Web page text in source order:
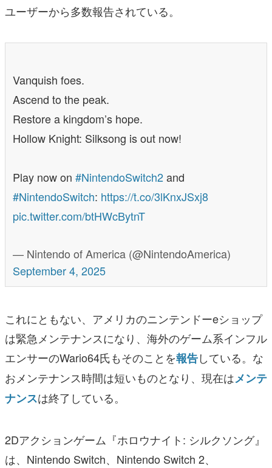
ユーザーから多数報告されている。
Vanquish foes.
Ascend to the peak.
Restore a kingdom’s hope.
Hollow Knight: Silksong is out now!
Play now on #NintendoSwitch2and
#NintendoSwitch: https://t.co/3lKnxJSxj8
pic.twitter.com/btHWcBytnT
— Nintendo of America (@NintendoAmerica)
September 4, 2025
これにともない、アメリカのニンテンドーeショップ
は緊急メンテナンスになり、海外のゲーム系インフル
エンサーのWario64氏もそのことを報告している。な
おメンテナンス時間は短いものとなり、現在はメンテ
ナンスは終了している。
2Dアクションゲーム『ホロウナイト: シルクソング』
は、Nintendo Switch、Nintendo Switch 2、